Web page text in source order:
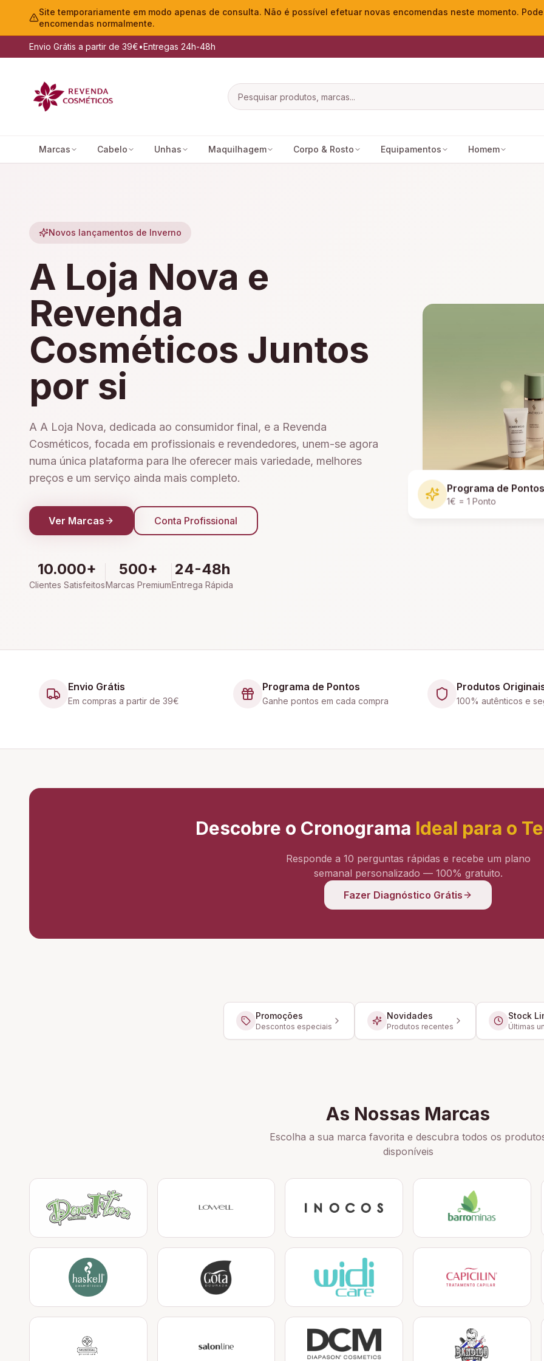
Site temporariamente em modo apenas de consulta. Não é possível efetuar novas encomendas neste momento.
encomendas normalmente.
Envio Grátis a partir de 39€•Entregas 24h-48h
Marcas Cabelo Unhas Maquilhagem Corpo & Rosto Equipamentos Homem
Novos lançamentos de Inverno
A Loja Nova e
Revenda
Cosméticos Juntos
por si
A A Loja Nova, dedicada ao consumidor final, e a Revenda
Cosméticos, focada em profissionais e revendedores, unem-se agora
numa única plataforma para lhe oferecer mais variedade, melhores
preços e um serviço ainda mais completo.
Ver Marcas Conta Profissional
10.000+
Clientes Satisfeitos
500+
Marcas Premium
24-48h
Entrega Rápida
Programa de Pontos
1€ = 1 Ponto
Envio Grátis
Em compras a partir de 39€
Programa de Pontos
Ganhe pontos em cada compra
Produtos
100% autênticos e
Descobre o Cronograma Ideal para o
Responde a 10 perguntas rápidas e recebe um plano
semanal personalizado — 100% gratuito.
Fazer Diagnóstico Grátis
Promoções
Descontos especiais
Novidades
Produtos recentes
Stock
Últimas
As Nossas Marcas
Escolha a sua marca favorita e descubra todos os
disponíveis